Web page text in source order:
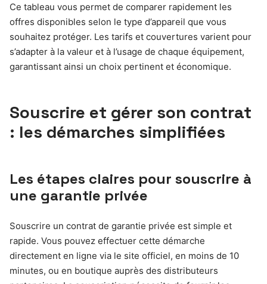
Ce tableau vous permet de comparer rapidement les
offres disponibles selon le type d’appareil que vous
souhaitez protéger. Les tarifs et couvertures varient pour
s’adapter à la valeur et à l’usage de chaque équipement,
garantissant ainsi un choix pertinent et économique.
Souscrire et gérer son contrat
: les démarches simplifiées
Les étapes claires pour souscrire à
une garantie privée
Souscrire un contrat de garantie privée est simple et
rapide. Vous pouvez effectuer cette démarche
directement en ligne via le site officiel, en moins de 10
minutes, ou en boutique auprès des distributeurs